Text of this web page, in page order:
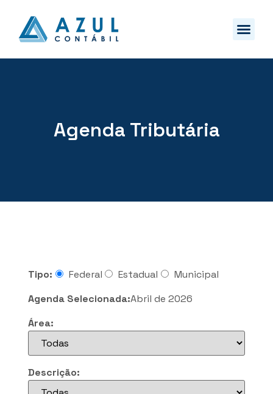
Agenda Tributária
Tipo: Federal Estadual
Municipal
Agenda Selecionada:Abril de 2026
Área:
Descrição: